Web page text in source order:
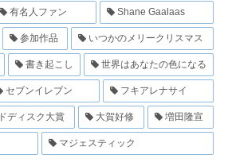
有名人ファン Shane Gaalaas
参加作品 いつかのメリークリスマス
書き起こし 世界はあなたの色になる
セブンイレブン フキアレナサイ
ディスク大賞 大賀好修 増田隆宣
マジェスティック